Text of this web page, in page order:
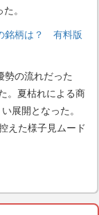
。
銘柄は？ 有料版
勢の流れだった
。夏枯れによる商
展開となった。
えた様子見ムード